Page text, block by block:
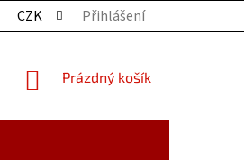
KONTAKTY
CZK Přihlášení
NÁKUPNÍ
Prázdný košík